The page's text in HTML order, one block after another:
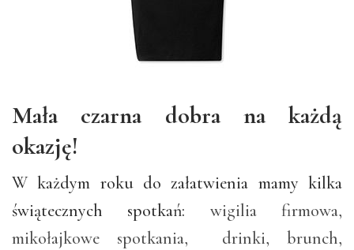
Mała czarna dobra na każdą
okazję!
W każdym roku do załatwienia mamy kilka
świątecznych spotkań: wigilia firmowa,
mikołajkowe spotkania, drinki, brunch,